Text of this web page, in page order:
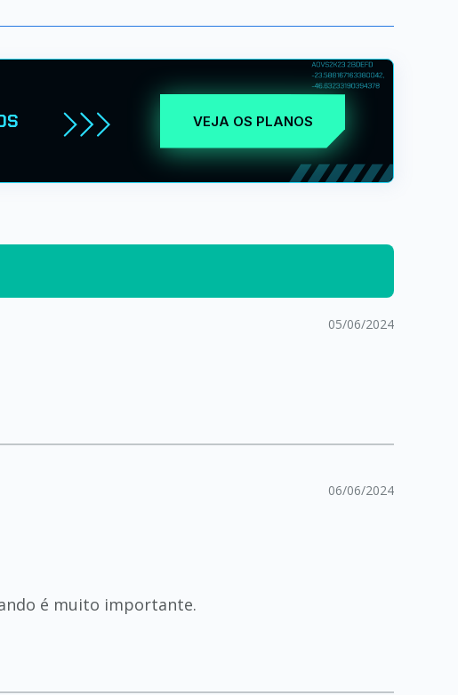
VEJA OS PLANOS
05/06/2024
06/06/2024
é muito importante.